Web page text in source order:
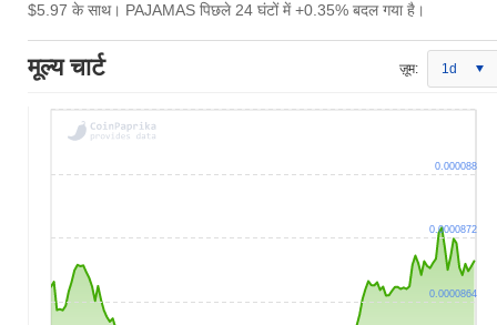
$5.97 के साथ। PAJAMAS पिछले 24 घंटों में +0.35% बदल गया है।
मूल्य चार्ट ज़ूम: 1d
0.0000864
0.0000872
0.000088